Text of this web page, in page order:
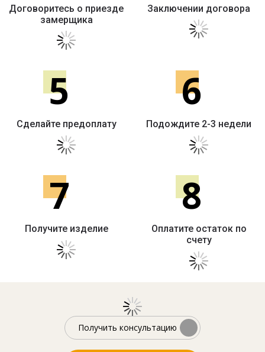
Договоритесь о приезде
замерщика
Заключении договора
5
Сделайте предоплату
6
Подождите 2-3 недели
7
Получите изделие
8
Оплатите остаток по
счету
Получить консультацию